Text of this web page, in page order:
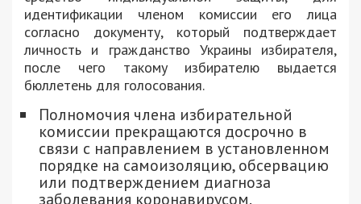
идентификации членом комиссии его лица
согласно документу, который подтверждает
личность и гражданство Украины избирателя,
после чего такому избирателю выдается
бюллетень для голосования.
Полномочия члена избирательной
комиссии прекращаются досрочно в
связи с направлением в установленном
порядке на самоизоляцию, обсервацию
или подтверждением диагноза
заболевания коронавирусом.